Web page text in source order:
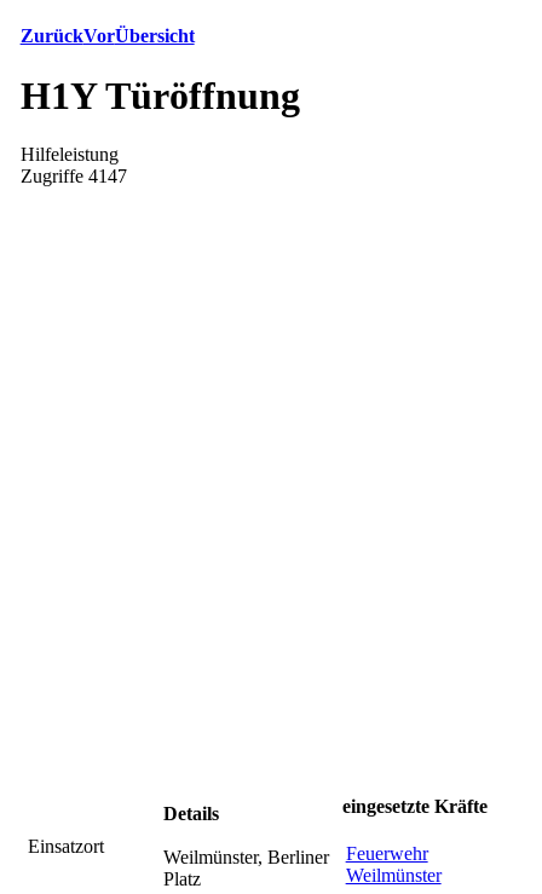
ZurückVorÜbersicht
H1Y Türöffnung
Hilfeleistung
Zugriffe 4147
Einsatzort
Details
Weilmünster, Berliner
Platz
eingesetzte Kräfte
Feuerwehr
Weilmünster